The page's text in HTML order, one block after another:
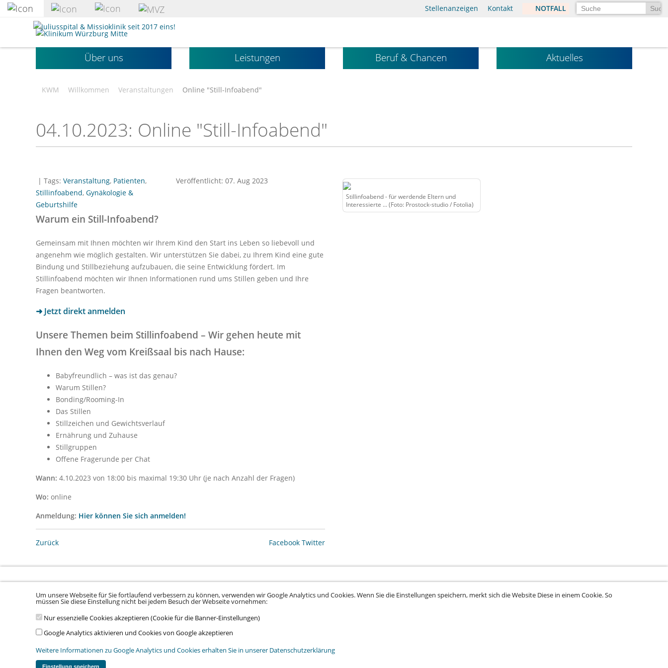
zum
Stellenanzeigen Kontakt NOTFALL Suchen
Klinikum
Würzburg
Mitte
gGmbHÜber uns Leistungen Beruf & Chancen Aktuelles
KWM Willkommen Veranstaltungen Online "Still-Infoabend"
04.10.2023: Online "Still-Infoabend"
Veröffentlicht: 07. Aug 2023
| Tags: Veranstaltung, Patienten,
Stillinfoabend, Gynäkologie &
Geburtshilfe
Warum ein Still-Infoabend?
Gemeinsam mit Ihnen möchten wir Ihrem Kind den Start ins Leben so liebevoll und
angenehm wie möglich gestalten. Wir unterstützen Sie dabei, zu Ihrem Kind eine gute
Bindung und Stillbeziehung aufzubauen, die seine Entwicklung fördert. Im
Stillinfoabend möchten wir Ihnen Informationen rund ums Stillen geben und Ihre
Fragen beantworten.
➜ Jetzt direkt anmelden
Unsere Themen beim Stillinfoabend – Wir gehen heute mit
Ihnen den Weg vom Kreißsaal bis nach Hause:
Babyfreundlich – was ist das genau?
Warum Stillen?
Bonding/Rooming-In
Das Stillen
Stillzeichen und Gewichtsverlauf
Ernährung und Zuhause
Stillgruppen
Offene Fragerunde per Chat
Wann: 4.10.2023 von 18:00 bis maximal 19:30 Uhr (je nach Anzahl der Fragen)
Wo: online
Anmeldung: Hier können Sie sich anmelden!
Zurück Facebook Twitter
Stillinfoabend - für werdende Eltern und
Interessierte ... (Foto: Prostock-studio / Fotolia)
Sitemap laden ...
Um unsere Webseite für Sie fortlaufend verbessern zu können, verwenden wir Google Analytics und Cookies. Wenn Sie die Einstellungen speichern, merkt sich die Website Diese in einem Cookie. So
müssen Sie diese Einstellung nicht bei jedem Besuch der Webseite vornehmen:
Nur essenzielle Cookies akzeptieren (Cookie für die Banner-Einstellungen)
Google Analytics aktivieren und Cookies von Google akzeptieren
Weitere Informationen zu Google Analytics und Cookies erhalten Sie in unserer Datenschutzerklärung
Einstellung speichern